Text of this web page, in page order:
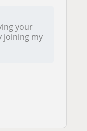
your
joining my